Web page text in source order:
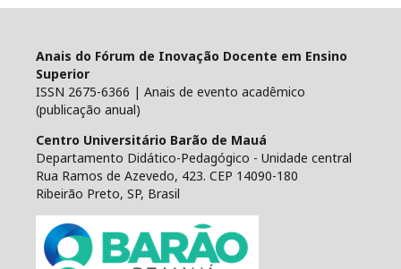
Anais do Fórum de Inovação Docente em Ensino
Superior
ISSN 2675-6366 | Anais de evento acadêmico
(publicação anual)
Centro Universitário Barão de Mauá
Departamento Didático-Pedagógico - Unidade central
Rua Ramos de Azevedo, 423. CEP 14090-180
Ribeirão Preto, SP, Brasil